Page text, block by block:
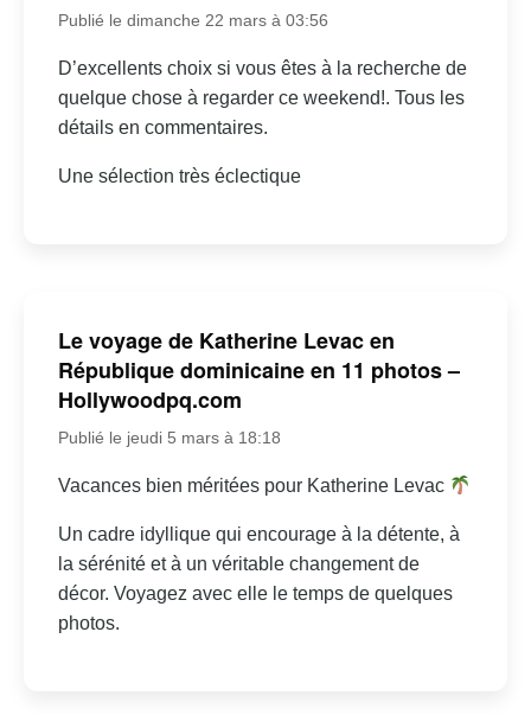
Publié le dimanche 22 mars à 03:56
D’excellents choix si vous êtes à la recherche de
quelque chose à regarder ce weekend!. Tous les
détails en commentaires.
Une sélection très éclectique
Le voyage de Katherine Levac en
République dominicaine en 11 photos –
Hollywoodpq.com
Publié le jeudi 5 mars à 18:18
Vacances bien méritées pour Katherine Levac
Un cadre idyllique qui encourage à la détente, à
la sérénité et à un véritable changement de
décor. Voyagez avec elle le temps de quelques
photos.